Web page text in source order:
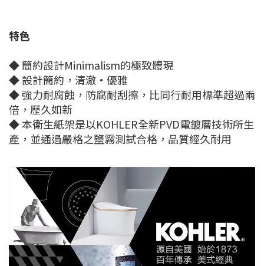
特色
◆ 簡約設計Minimalism的極致體現
◆ 設計簡約，清澈·優雅
◆ 強力耐腐蝕，防腐耐刮擦，比同行耐用標準超過兩
倍，歷久如新
◆ 本衛生紙架是以KOHLER全新PVD電鍍層技術所生
產，並通過嚴格之鹽霧測試合格，品質經久耐用